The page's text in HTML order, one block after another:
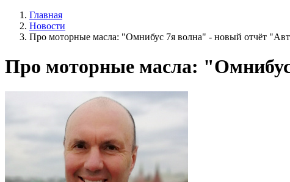
Главная
Новости
Про моторные масла: "Омнибус 7я волна" - новый отчёт
Про моторные масла: